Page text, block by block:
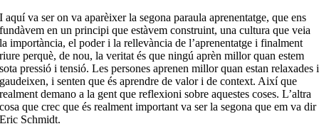
I aquí va ser on va aparèixer la segona paraula aprenentatge, que ens
fundàvem en un principi que estàvem construint, una cultura que veia
la importància, el poder i la rellevància de l’aprenentatge i finalment
riure perquè, de nou, la veritat és que ningú aprèn millor quan estem
sota pressió i tensió. Les persones aprenen millor quan estan relaxades i
gaudeixen, i senten que és aprendre de valor i de context. Així que
realment demano a la gent que reflexioni sobre aquestes coses. L’altra
cosa que crec que és realment important va ser la segona que em va dir
Eric Schmidt.